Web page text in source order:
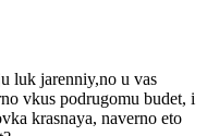
luk jarenniy,no u vas
vkus podrugomu budet, i
krasnaya, naverno eto